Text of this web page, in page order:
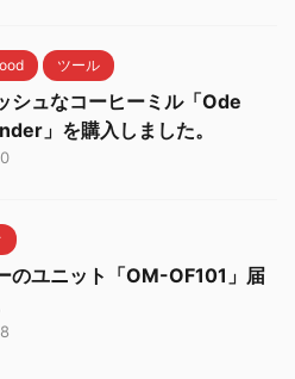
ツール
シュなコーヒーミル「Ode
」を購入しました。
のユニット「OM-OF101」届